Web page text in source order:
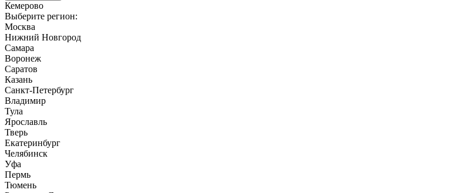
Кемерово
Выберите регион:
Москва
Нижний Новгород
Самара
Воронеж
Саратов
Казань
Санкт-Петербург
Владимир
Тула
Ярославль
Тверь
Екатеринбург
Челябинск
Уфа
Пермь
Тюмень